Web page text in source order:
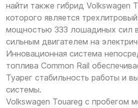
найти также гибрид Volkswagen
которого является
мощностью 333 лошадиных сил
сильным двигателем на
Инновационная система
топлива Common Rail
Туарег стабильность работы и
системы.
Volkswagen Touareg с пробегом